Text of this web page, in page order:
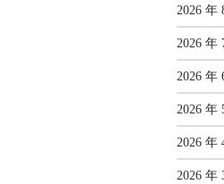
2026 年
2026 年
2026 年
2026 年
2026 年
2026 年